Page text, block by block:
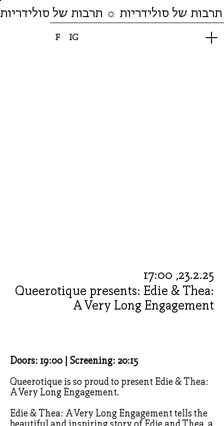
F IG
של סולידריות ☼ תרבות של סולידריות
Queerotique presents: Edie & Thea:
A Very Long Engagement
23.2.25, 17:00
Doors: 19:00 | Screening: 20:15
Queerotique is so proud to present Edie & Thea:
A Very Long Engagement.
Edie & Thea: A Very Long Engagement tells the
beautiful and inspiring story of Edie and Thea, a